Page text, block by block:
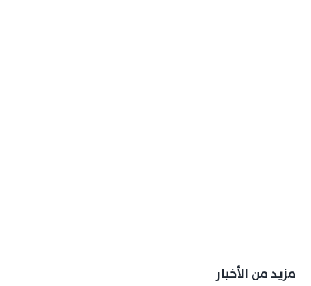
مزيد من الأخبار